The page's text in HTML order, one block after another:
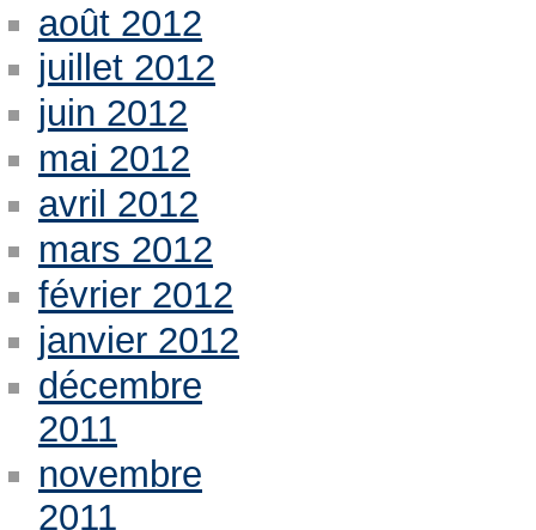
août 2012
juillet 2012
juin 2012
mai 2012
avril 2012
mars 2012
février 2012
janvier 2012
décembre
2011
novembre
2011